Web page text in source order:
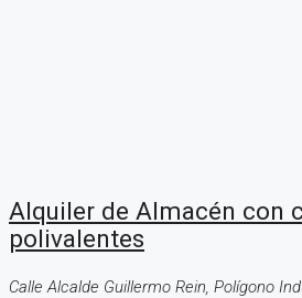
Alquiler de Almacén con
polivalentes
Calle Alcalde Guillermo Rein, Polígono